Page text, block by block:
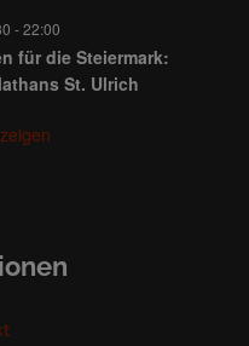
-22:00
für die Steiermark:
St. Ulrich